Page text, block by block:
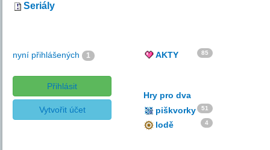
Seriály
nyní přihlášených 1
Přihlásit
Vytvořit účet
AKTY 85
Hry pro dva
piškvorky
51
lodě 4